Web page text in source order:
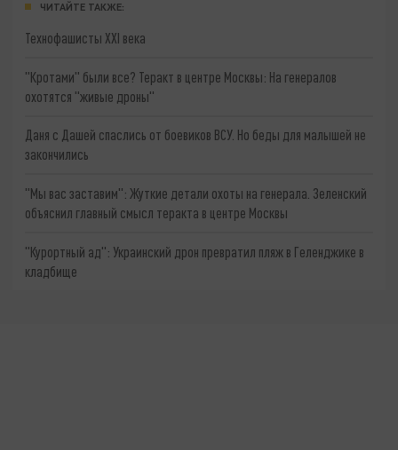
ЧИТАЙТЕ ТАКЖЕ:
Технофашисты XXI века
"Кротами" были все? Теракт в центре Москвы: На генералов
охотятся "живые дроны"
Даня с Дашей спаслись от боевиков ВСУ. Но беды для малышей не
закончились
"Мы вас заставим": Жуткие детали охоты на генерала. Зеленский
объяснил главный смысл теракта в центре Москвы
"Курортный ад": Украинский дрон превратил пляж в Геленджике в
кладбище